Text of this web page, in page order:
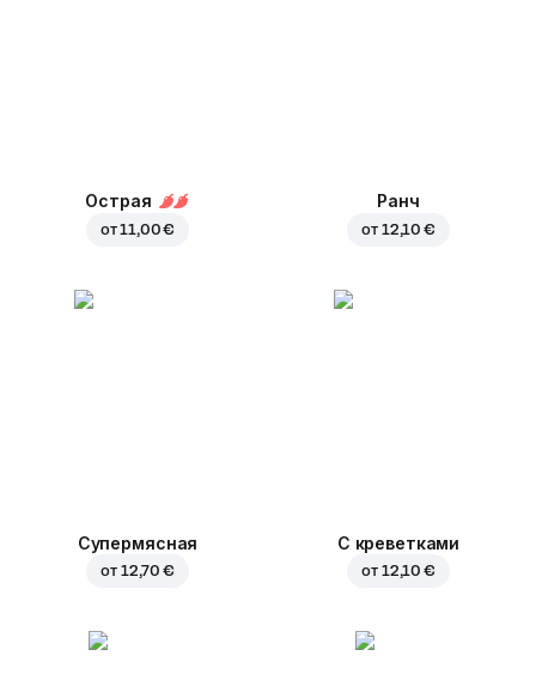
Острая
от11,00 €
Ранч
от 12,10 €
Супермясная
от 12,70 €
С креветками
от 12,10 €